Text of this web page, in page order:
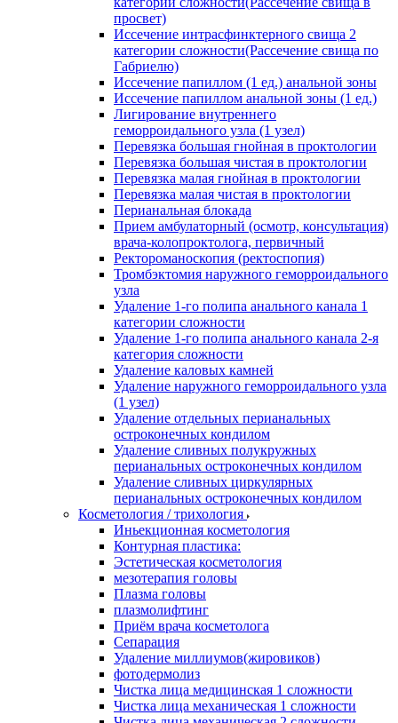
просвет)
Иссечение интрасфинктерного свища 2
категории сложности(Рассечение свища по
Габриелю)
Иссечение папиллом (1 ед.) анальной зоны
Иссечение папиллом анальной зоны (1 ед.)
Лигирование внутреннего
геморроидального узла (1 узел)
Перевязка большая гнойная в проктологии
Перевязка большая чистая в проктологии
Перевязка малая гнойная в проктологии
Перевязка малая чистая в проктологии
Перианальная блокада
Прием амбулаторный (осмотр, консультация)
врача-колопроктолога, первичный
Ректороманоскопия (ректоспопия)
Тромбэктомия наружного геморроидального
узла
Удаление 1-го полипа анального канала 1
категории сложности
Удаление 1-го полипа анального канала 2-я
категория сложности
Удаление каловых камней
Удаление наружного геморроидального узла
(1 узел)
Удаление отдельных перианальных
остроконечных кондилом
Удаление сливных полукружных
перианальных остроконечных кондилом
Удаление сливных циркулярных
перианальных остроконечных кондилом
Косметология / трихология
Иньекционная косметология
Контурная пластика:
Эстетическая косметология
мезотерапия головы
Плазма головы
плазмолифтинг
Приём врача косметолога
Сепарация
Удаление миллиумов(жировиков)
фотодермолиз
Чистка лица медицинская 1 сложности
Чистка лица механическая 1 сложности